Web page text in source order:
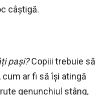
câștigă.
pași?Copiii trebuie să
ar fi să își atingă
genunchiul stâng,